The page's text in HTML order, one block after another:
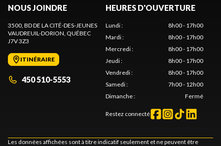
NOUS JOINDRE
3500, BD DE LA CITÉ-DES-JEUNES
VAUDREUIL-DORION, QUÉBEC
J7V 3Z3
ITINÉRAIRE
450 510-5553
HEURES D'OUVERTURE
Lundi:
8h00 - 17h00
Mardi:
8h00 - 17h00
Mercredi:
8h00 - 17h00
Jeudi:
8h00 - 17h00
Vendredi:
8h00 - 17h00
Samedi:
7h00 - 12h00
Dimanche: Fermé
Restez connecté
Les données affichées sont à titre indicatif seulement et ne peuvent être